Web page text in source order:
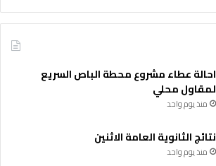
احالة عطاء مشروع محطة الباص السريع
لمقاول محلي
منذ يوم واحد
نتائج الثانوية العامة الاثنين
منذ يوم واحد